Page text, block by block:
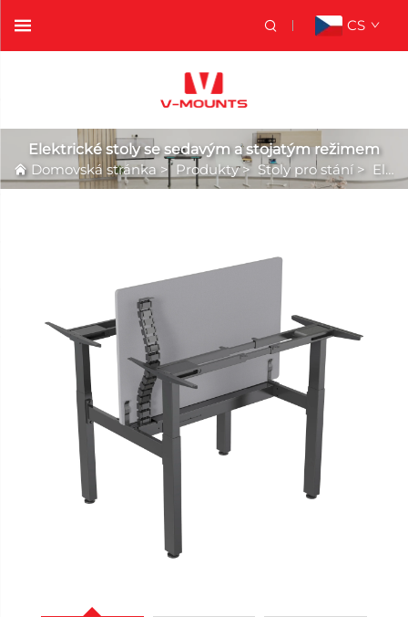
CS
Elektrické stoly se sedavým a stojatým režimem
Domovská stránka> Produkty> Stoly pro stání > Elektrické stoly se sedavým a stojatým režimem